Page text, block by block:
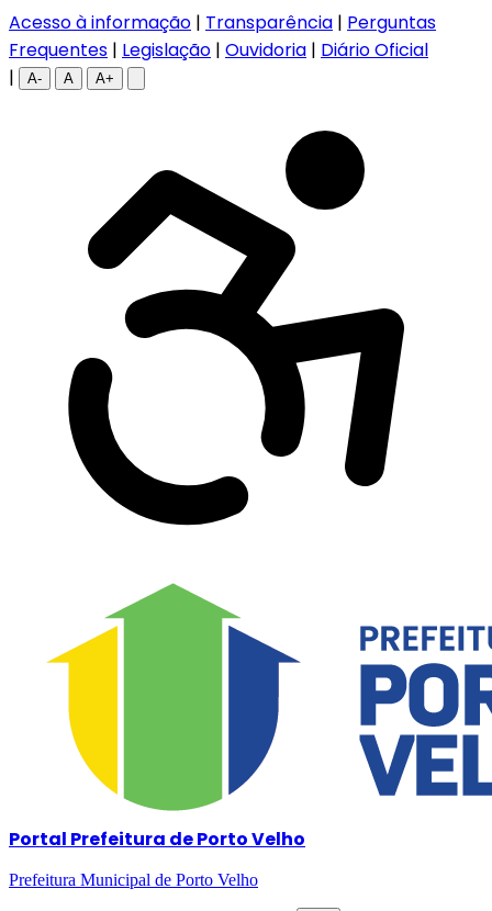
Acesso à informação | Transparência | Perguntas
Frequentes | Legislação | Ouvidoria | Diário Oficial
|
A- A A+
Portal Prefeitura de Porto Velho
Prefeitura Municipal de Porto Velho